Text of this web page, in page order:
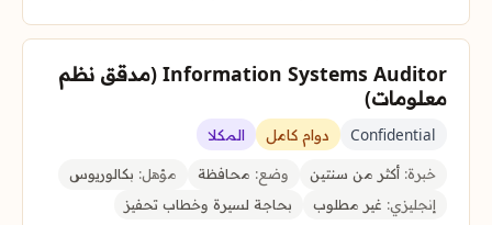
Information Systems Auditor (مدقق نظم
معلومات)
Confidential دوام كامل المكلا
خبرة: أكثر من سنتين وضع: محافظة مؤهل: بكالوريوس
إنجليزي: غير مطلوب بحاجة لسيرة وخطاب تحفيز